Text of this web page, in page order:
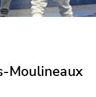
Moulineaux